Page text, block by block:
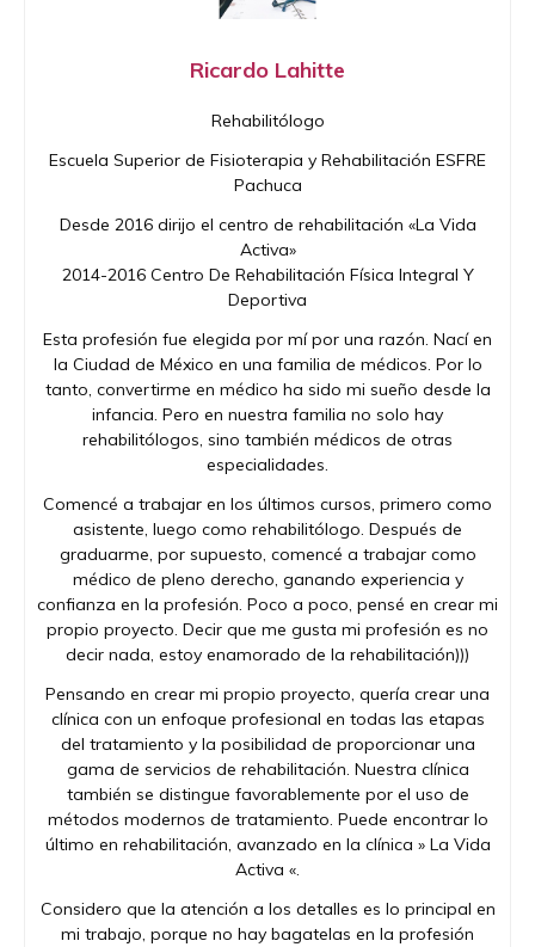
Ricardo Lahitte
Rehabilitólogo
Escuela Superior de Fisioterapia y Rehabilitación ESFRE
Pachuca
Desde 2016 dirijo el centro de rehabilitación «La Vida
Activa»
2014-2016 Centro De Rehabilitación Física Integral Y
Deportiva
Esta profesión fue elegida por mí por una razón. Nací en
la Ciudad de México en una familia de médicos. Por lo
tanto, convertirme en médico ha sido mi sueño desde la
infancia. Pero en nuestra familia no solo hay
rehabilitólogos, sino también médicos de otras
especialidades.
Comencé a trabajar en los últimos cursos, primero como
asistente, luego como rehabilitólogo. Después de
graduarme, por supuesto, comencé a trabajar como
médico de pleno derecho, ganando experiencia y
confianza en la profesión. Poco a poco, pensé en crear mi
propio proyecto. Decir que me gusta mi profesión es no
decir nada, estoy enamorado de la rehabilitación)))
Pensando en crear mi propio proyecto, quería crear una
clínica con un enfoque profesional en todas las etapas
del tratamiento y la posibilidad de proporcionar una
gama de servicios de rehabilitación. Nuestra clínica
también se distingue favorablemente por el uso de
métodos modernos de tratamiento. Puede encontrar lo
último en rehabilitación, avanzado en la clínica » La Vida
Activa «.
Considero que la atención a los detalles es lo principal en
mi trabajo, porque no hay bagatelas en la profesión